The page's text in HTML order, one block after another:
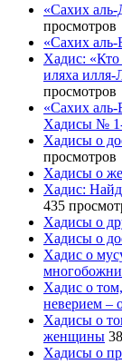
«Сахих
просмотров
«Сахих
Хадис: «Кто
иляха
просмотров
«Сахих
Хадисы №
Хадисы о
просмотров
Хадисы о
Хадис:
435
Хадисы о
Хадисы о
Хадис о
Хадис о
неверием –
Хадисы о
женщины
Хадисы о